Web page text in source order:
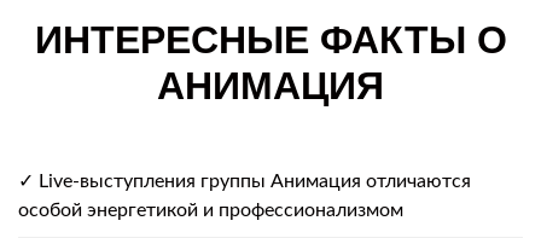
ИНТЕРЕСНЫЕ ФАКТЫ О
АНИМАЦИЯ
✓ Live-выступления группы Анимация отличаются
особой энергетикой и профессионализмом